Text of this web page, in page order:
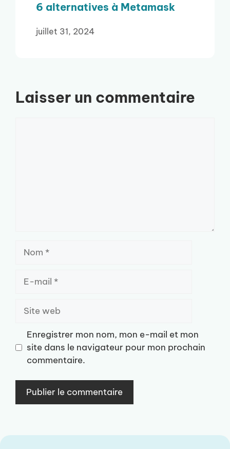
6 alternatives à Metamask
juillet 31, 2024
Laisser un commentaire
mail
Site
web
Enregistrer mon nom, mon e-mail et mon
site dans le navigateur pour mon prochain
commentaire.